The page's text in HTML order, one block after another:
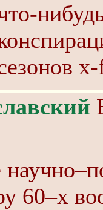
60–х